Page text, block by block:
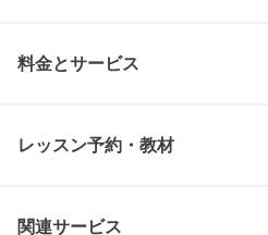
料金とサービス
レッスン予約・教材
関連サービス